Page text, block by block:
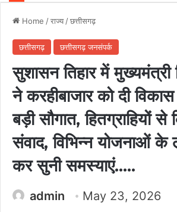
Home /राज्य/छत्तीसगढ़
छत्तीसगढ़ छत्तीसगढ़ जनसंपर्क
सुशासन तिहार में मुख्यमंत्री
ने करहीबाजार को दी विकास
बड़ी सौगात, हितग्राहियों से
संवाद, विभिन्न योजनाओं के
कर सुनी समस्याएं…..
admin
May 23, 2026